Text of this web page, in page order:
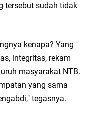
tersebut sudah tidak
kenapa? Yang
integritas, rekam
masyarakat NTB.
yang sama
tegasnya.